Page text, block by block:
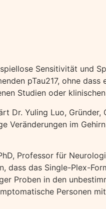
Sensitivität und
pTau217, ohne dass
Studien oder
Dr. Yuling Luo, Gründer,
Veränderungen im
Professor für
dass das Single-Plex-
Proben in den
Personen